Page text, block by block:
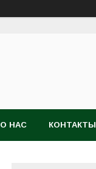
О НАС КОНТАКТЫ